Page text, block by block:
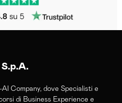
Company, dove Specialisti e
di Business Experience e